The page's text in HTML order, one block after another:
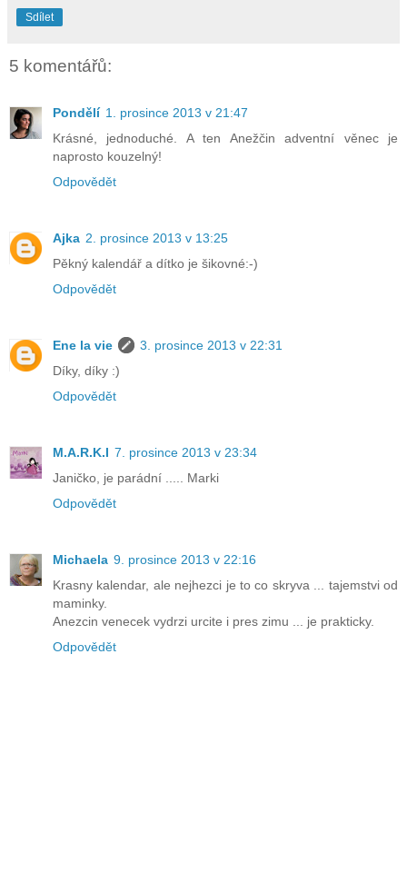
Sdílet
5 komentářů:
Pondělí 1. prosince 2013 v 21:47
Krásné, jednoduché. A ten Anežčin adventní věnec je
naprosto kouzelný!
Odpovědět
Ajka 2. prosince 2013 v 13:25
Pěkný kalendář a dítko je šikovné:-)
Odpovědět
Ene la vie
3. prosince 2013 v 22:31
Díky, díky :)
Odpovědět
M.A.R.K.I 7. prosince 2013 v 23:34
Janičko, je parádní ..... Marki
Odpovědět
Michaela 9. prosince 2013 v 22:16
Krasny kalendar, ale nejhezci je to co skryva ... tajemstvi od
maminky.
Anezcin venecek vydrzi urcite i pres zimu ... je prakticky.
Odpovědět